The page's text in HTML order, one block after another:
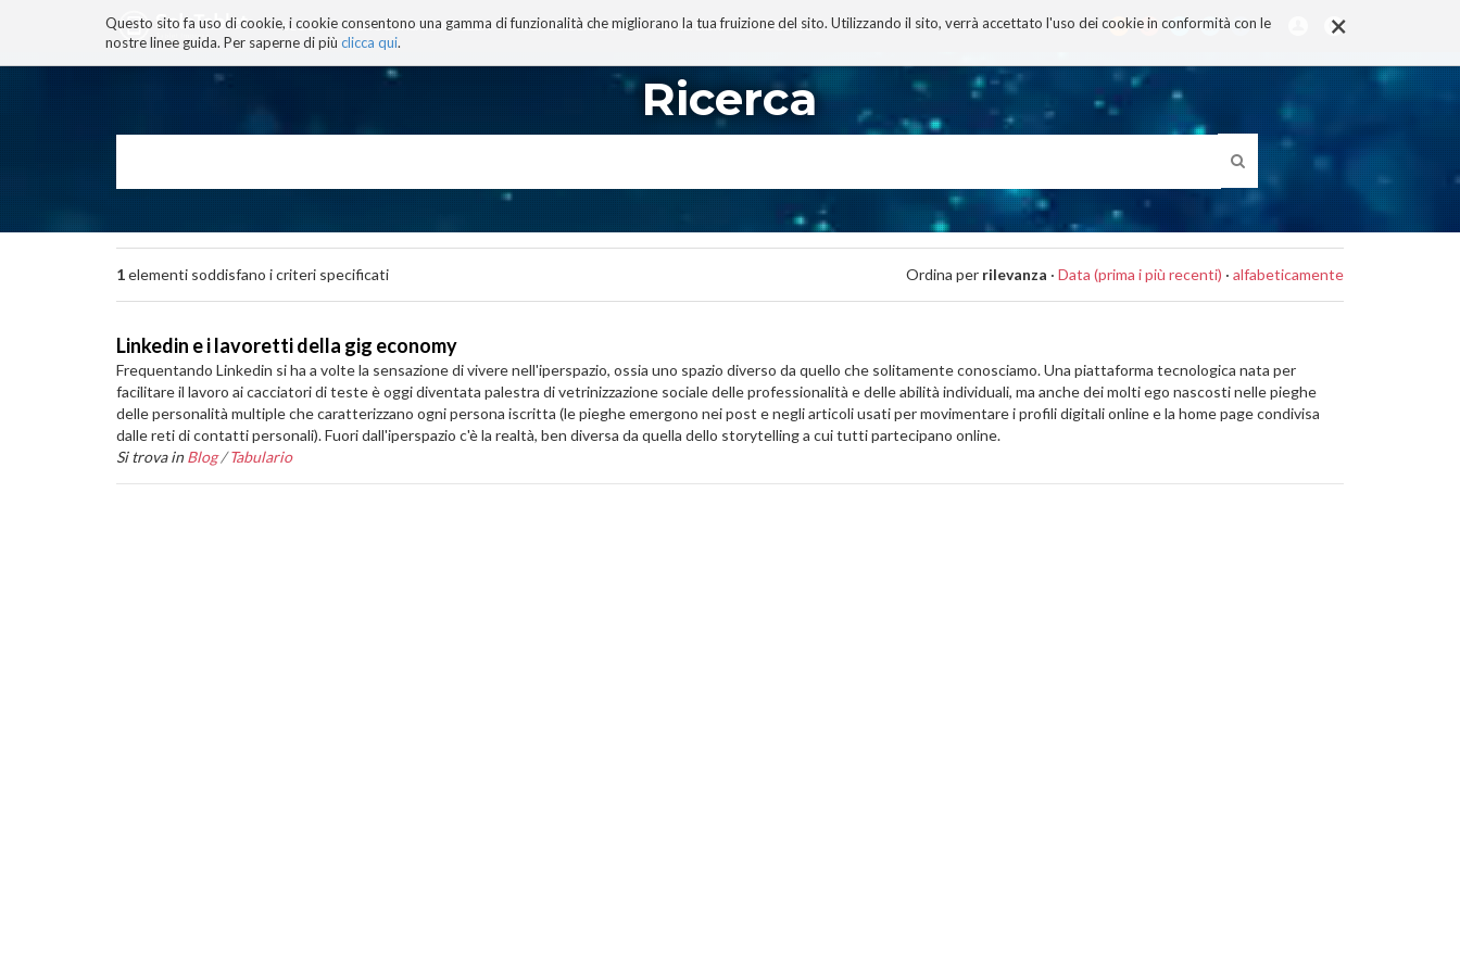
×
Questo sito fa uso di cookie, i cookie consentono una gamma di funzionalità che migliorano la tua fruizione del sito. Utilizzando il sito, verrà accettato l'uso dei cookie in conformità con le
nostre linee guida. Per saperne di più clicca qui.
BLOG TECNOCONSAPEVOLEZZA TECNOBIBLIOGRAFIA I MIEI LIBRI PROGETTO
navigazione
Ricerca
1elementi soddisfano i criteri specificati Ordina per rilevanza · Data (prima i più recenti) · alfabeticamente
Linkedin e i lavoretti della gig economy
Frequentando Linkedin si ha a volte la sensazione di vivere nell'iperspazio, ossia uno spazio diverso da quello che solitamente conosciamo. Una piattaforma tecnologica nata per
facilitare il lavoro ai cacciatori di teste è oggi diventata palestra di vetrinizzazione sociale delle professionalità e delle abilità individuali, ma anche dei molti ego nascosti nelle pieghe
delle personalità multiple che caratterizzano ogni persona iscritta (le pieghe emergono nei post e negli articoli usati per movimentare i profili digitali online e la home page condivisa
dalle reti di contatti personali). Fuori dall'iperspazio c'è la realtà, ben diversa da quella dello storytelling a cui tutti partecipano online.
Si trova in Blog /Tabulario